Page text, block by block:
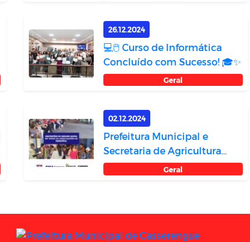
26.12.2024
💻🖱️ Curso de Informática
Concluído com Sucesso! 🎓✨
Geral
02.12.2024
Prefeitura Municipal e
Secretaria de Agricultura
Realizam In...Geral